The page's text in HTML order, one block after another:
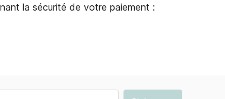
la sécurité de votre paiement :